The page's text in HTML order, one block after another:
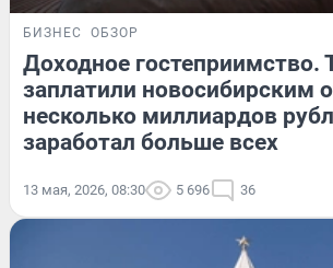
БИЗНЕС ОБЗОР
Доходное гостеприимство.
заплатили новосибирским
несколько миллиардов
заработал больше всех
13 мая, 2026, 08:30 5 696 36